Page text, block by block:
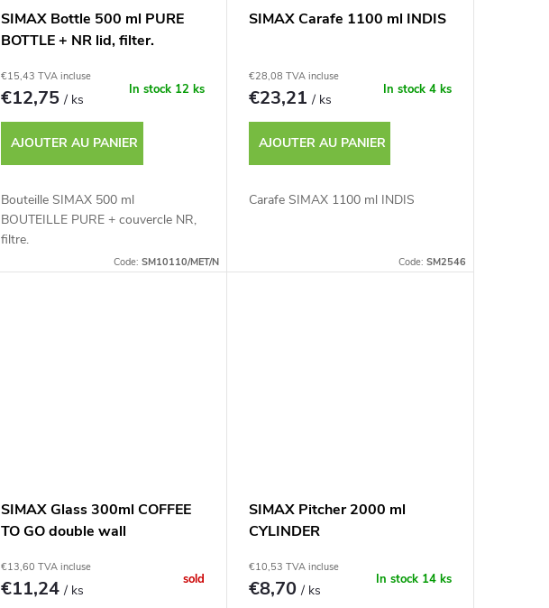
SIMAX Bottle 500 ml PURE
BOTTLE + NR lid, filter.
€15,43 TVA incluse
€12,75/ ks
In stock 12 ks
AJOUTER AU PANIER
Bouteille SIMAX 500 ml
BOUTEILLE PURE + couvercle NR,
filtre.
Code: SM10110/MET/N
SIMAX Carafe 1100 ml INDIS
€28,08 TVA incluse
€23,21/ ks
In stock 4 ks
AJOUTER AU PANIER
Carafe SIMAX 1100 ml INDIS
Code: SM2546
SIMAX Glass 300ml COFFEE
TO GO double wall
€13,60 TVA incluse
€11,24/ ks
sold
SIMAX Pitcher 2000 ml
CYLINDER
€10,53 TVA incluse
€8,70/ ks
In stock 14 ks